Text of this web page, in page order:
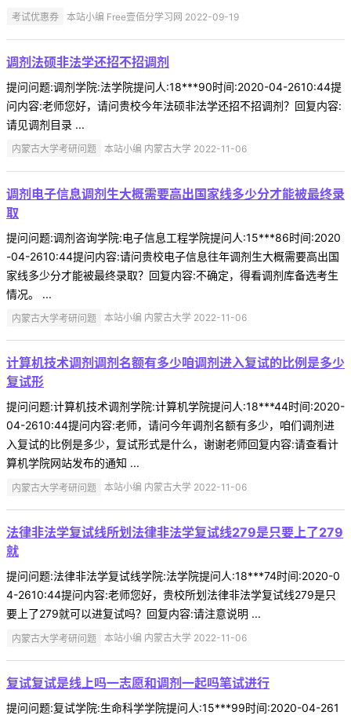
考试优惠券 本站小编 Free壹佰分学习网 2022-09-19
调剂法硕非法学还招不招调剂
提问问题:调剂学院:法学院提问人:18***90时间:2020-04-2610:44提
问内容:老师您好，请问贵校今年法硕非法学还招不招调剂？回复内容:
请见调剂目录 ...
内蒙古大学考研问题 本站小编 内蒙古大学 2022-11-06
调剂电子信息调剂生大概需要高出国家线多少分才能被最终录
取
提问问题:调剂咨询学院:电子信息工程学院提问人:15***86时间:2020
-04-2610:44提问内容:请问贵校电子信息往年调剂生大概需要高出国
家线多少分才能被最终录取？回复内容:不确定，得看调剂库备选考生
情况。 ...
内蒙古大学考研问题 本站小编 内蒙古大学 2022-11-06
计算机技术调剂调剂名额有多少咱调剂进入复试的比例是多少
复试形
提问问题:计算机技术调剂学院:计算机学院提问人:18***44时间:2020-
04-2610:44提问内容:老师，请问今年调剂名额有多少，咱们调剂进
入复试的比例是多少，复试形式是什么，谢谢老师回复内容:请查看计
算机学院网站发布的通知 ...
内蒙古大学考研问题 本站小编 内蒙古大学 2022-11-06
法律非法学复试线所划法律非法学复试线279是只要上了279
就
提问问题:法律非法学复试线学院:法学院提问人:18***74时间:2020-0
4-2610:44提问内容:老师您好，贵校所划法律非法学复试线279是只
要上了279就可以进复试吗？回复内容:请注意说明 ...
内蒙古大学考研问题 本站小编 内蒙古大学 2022-11-06
复试复试是线上吗一志愿和调剂一起吗笔试进行
提问问题:复试学院:生命科学学院提问人:15***99时间:2020-04-261